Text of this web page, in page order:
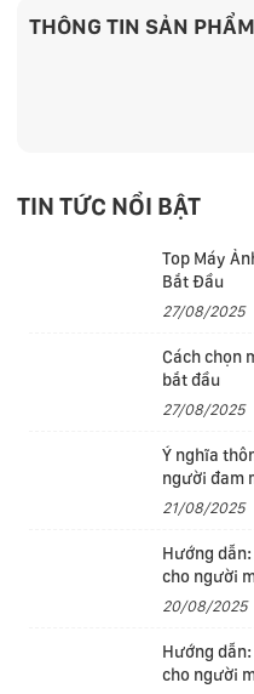
THÔNG TIN SẢN PHẨM
TIN TỨC NỔI BẬT
Top Máy
Bắt Đầu
27/08/2025
Cách chọn
bắt đầu
27/08/2025
Ý nghĩa
người đam
21/08/2025
Hướng dẫn:
cho người
20/08/2025
Hướng dẫn:
cho người